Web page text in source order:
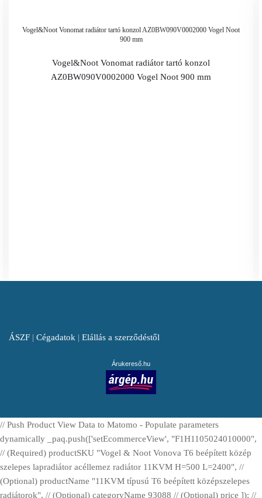
Vogel&Noot Vonomat radiátor tartó konzol AZ0BW090V0002000 Vogel Noot
900 mm
Vogel&Noot Vonomat radiátor tartó konzol
AZ0BW090V0002000 Vogel Noot 900 mm
ÁSZF | Cégadatok | Elállás a szerződéstől
Árukereső.hu
// Push Product View Data to Matomo - Populate parameters
dynamically _paq.push(['setEcommerceView', "F1H1105024010000",
// (Required) productSKU "Vogel & Noot Vonova T6 beépített közép
szelepes lapradiátor acéllemez radiátor 11KVM H=500 L=2400", //
(Optional) productName "11KVM típusú T6 beépített középszelepes
radiátorok", // (Optional) categoryName 93088 // (Optional) price ]); //